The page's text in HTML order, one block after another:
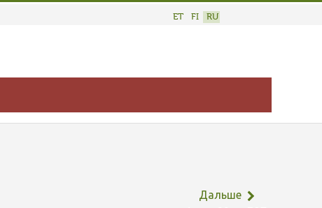
ET FI RU
Дальше